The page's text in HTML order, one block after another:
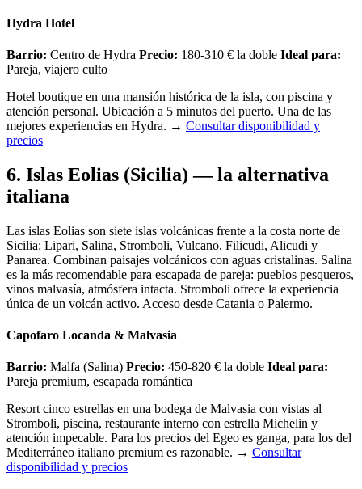
Hydra Hotel
Barrio: Centro de Hydra Precio: 180-310 € la doble Ideal para:
Pareja, viajero culto
Hotel boutique en una mansión histórica de la isla, con piscina y
atención personal. Ubicación a 5 minutos del puerto. Una de las
mejores experiencias en Hydra. → Consultar disponibilidad y
precios
6. Islas Eolias (Sicilia) — la alternativa
italiana
Las islas Eolias son siete islas volcánicas frente a la costa norte de
Sicilia: Lipari, Salina, Stromboli, Vulcano, Filicudi, Alicudi y
Panarea. Combinan paisajes volcánicos con aguas cristalinas. Salina
es la más recomendable para escapada de pareja: pueblos pesqueros,
vinos malvasía, atmósfera intacta. Stromboli ofrece la experiencia
única de un volcán activo. Acceso desde Catania o Palermo.
Capofaro Locanda & Malvasia
Barrio: Malfa (Salina) Precio: 450-820 € la doble Ideal para:
Pareja premium, escapada romántica
Resort cinco estrellas en una bodega de Malvasia con vistas al
Stromboli, piscina, restaurante interno con estrella Michelin y
atención impecable. Para los precios del Egeo es ganga, para los del
Mediterráneo italiano premium es razonable. → Consultar
disponibilidad y precios